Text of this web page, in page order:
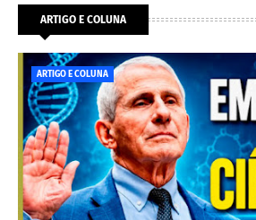
ARTIGO E COLUNA
ARTIGO E COLUNA